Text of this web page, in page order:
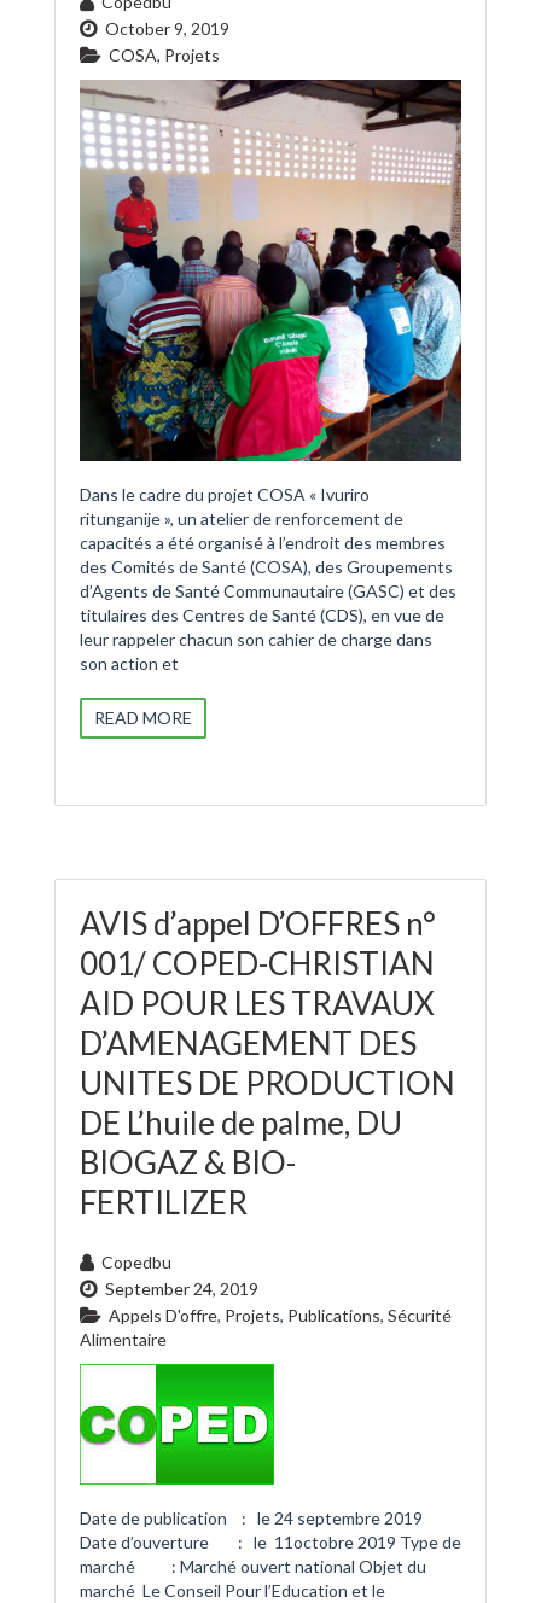
October 9, 2019
COSA, Projets
Dans le cadre du projet COSA « Ivuriro
ritunganije », un atelier de renforcement de
capacités a été organisé à l’endroit des membres
des Comités de Santé (COSA), des Groupements
d’Agents de Santé Communautaire (GASC) et des
titulaires des Centres de Santé (CDS), en vue de
leur rappeler chacun son cahier de charge dans
son action et
READ MORE
AVIS d’appel D’OFFRES n°
001/ COPED-CHRISTIAN
AID POUR LES TRAVAUX
D’AMENAGEMENT DES
UNITES DE PRODUCTION
DE L’huile de palme, DU
BIOGAZ & BIO-
FERTILIZER
Copedbu
September 24, 2019
Appels D'offre, Projets, Publications, Sécurité
Alimentaire
Date de publication : le 24 septembre 2019
Date d’ouverture : le 11octobre 2019 Type de
marché : Marché ouvert national Objet du
marché Le Conseil Pour l’Education et le